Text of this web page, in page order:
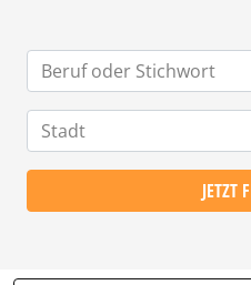
JETZT